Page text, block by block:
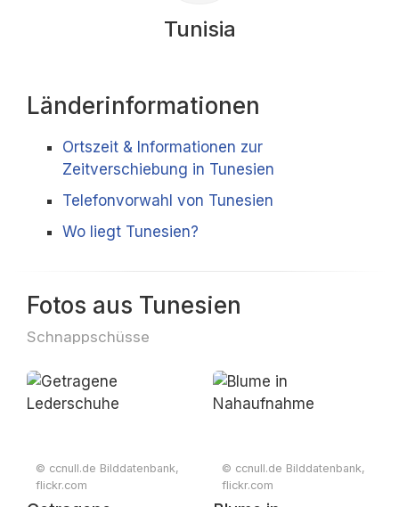
Tunisia
Länderinformationen
Ortszeit & Informationen zur
Zeitverschiebung in Tunesien
Telefonvorwahl von Tunesien
Wo liegt Tunesien?
Fotos aus Tunesien
Schnappschüsse
© ccnull.de Bilddatenbank,
flickr.com
© ccnull.de Bilddatenbank,
flickr.com